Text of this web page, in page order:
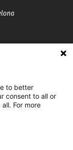
to better
consent to all or
For more